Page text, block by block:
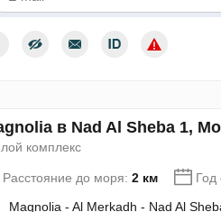
в Nad Al Sheba 1,
комплекс
Расстояние до моря: 2 км Год
Magnolia - Al Merkadh - Nad Al